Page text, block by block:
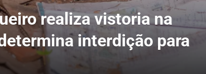
realiza vistoria na
interdição para